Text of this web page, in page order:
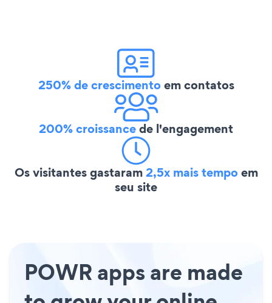
250% de crescimentoem contatos
200% croissancede l'engagement
Os visitantes gastaram2,5x mais tempoem
seu site
POWR apps are made